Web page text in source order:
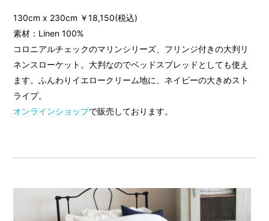
130cm x 230cm ￥18,150(税込)
素材：Linen 100%
コロニアルチェックのマリンシリーズ、フリンジ付きの大判リ
ネンスローケット。大判なのでベッドスプレッドとしても使え
ます。ふんわりイエロークリーム地に、ネイビーの大きめスト
ライプ。
オンラインショップで販売しております。